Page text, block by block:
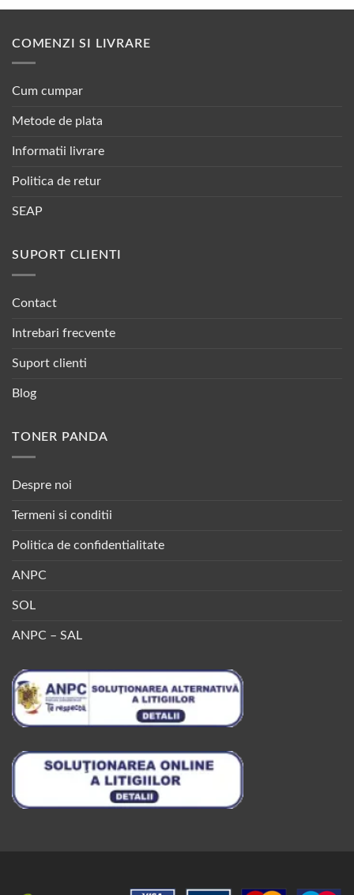
COMENZI SI LIVRARE
Cum cumpar
Metode de plata
Informatii livrare
Politica de retur
SEAP
SUPORT CLIENTI
Contact
Intrebari frecvente
Suport clienti
Blog
TONER PANDA
Despre noi
Termeni si conditii
Politica de confidentialitate
ANPC
SOL
ANPC – SAL